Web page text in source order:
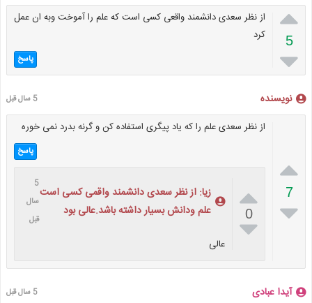

5

از نظر سعدی دانشمند واقعی کسی است که علم را آموخت وبه ان عمل
کرد
پاسخ
نویسنده 5 سال قبل

7

از نظر سعدی علم را که یاد پیگری استفاده کن و گرنه بدرد نمی خوره
پاسخ

0

زیا: از نظر سعدی دانشمند واقمی کسی است
علم ودانش بسیار داشته باشد.عالی بود
5
سال
قبل
عالی
آیدا عبادی 5 سال قبل